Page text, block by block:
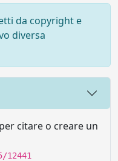
da copyright e
diversa
citare o creare un